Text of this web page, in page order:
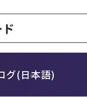
グ(日本語)